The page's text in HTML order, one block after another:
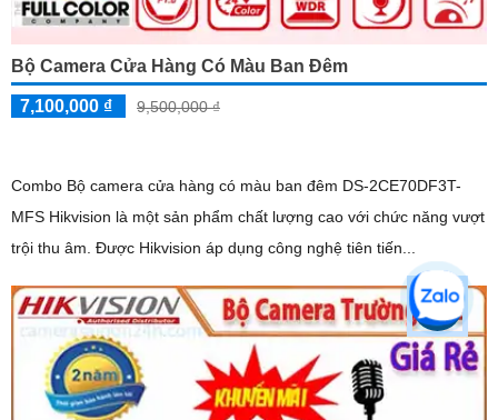
Bộ Camera Cửa Hàng Có Màu Ban Đêm
7,100,000 ₫ 9,500,000 ₫
Combo Bộ camera cửa hàng có màu ban đêm DS-2CE70DF3T-
MFS Hikvision là một sản phẩm chất lượng cao với chức năng vượt
trội thu âm. Được Hikvision áp dụng công nghệ tiên tiến...